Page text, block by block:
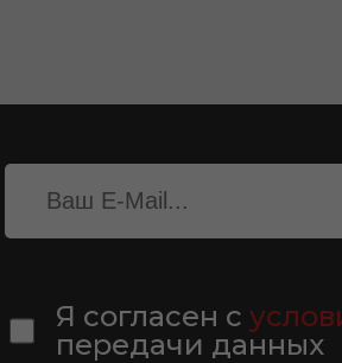
Я согласен с
передачи данных